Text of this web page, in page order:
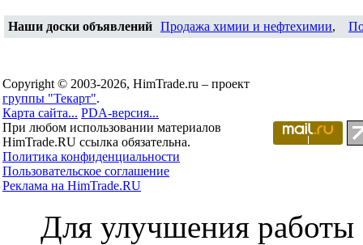
Наши доски объявлений Продажа химии и нефтехимии,
Copyright © 2003-2026, HimTrade.ru – проект
группы "Текарт".
Карта сайта... PDA-версия...
При любом использовании материалов
HimTrade.RU ссылка обязательна.
Политика конфиденциальности
Пользовательское соглашение
Реклама на HimTrade.RU
Для улучшения работы